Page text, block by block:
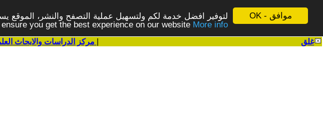
موافق - OK
لتوفير افضل خدمة لكم ولتسهيل عملية التصفح والنشر، الموقع
you get the best experience on our website More info - المزيد
غلق